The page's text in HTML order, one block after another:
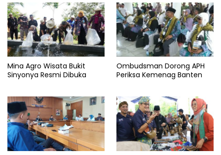
Info
pariwisata
Info
travel
Objek
wisata
Mina Agro Wisata Bukit
Sinyonya Resmi Dibuka
Ombudsman Dorong APH
Periksa Kemenag Banten